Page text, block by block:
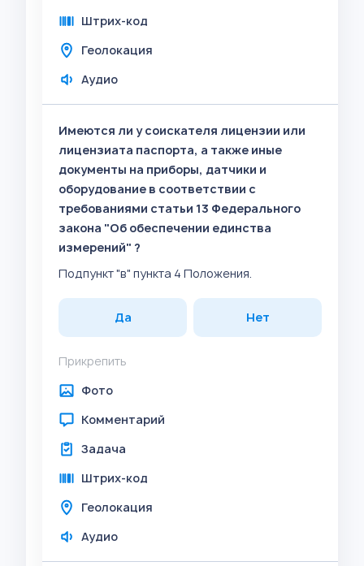
Штрих-код
Геолокация
Аудио
Имеются ли у соискателя лицензии или
лицензиата паспорта, а также иные
документы на приборы, датчики и
оборудование в соответствии с
требованиями статьи 13 Федерального
закона "Об обеспечении единства
измерений" ?
Подпункт "в" пункта 4 Положения.
Да Нет
Прикрепить
Фото
Комментарий
Задача
Штрих-код
Геолокация
Аудио